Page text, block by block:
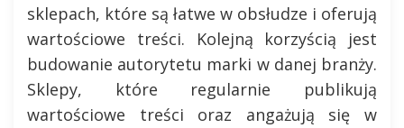
sklepach, które są łatwe w obsłudze i oferują
wartościowe treści. Kolejną korzyścią jest
budowanie autorytetu marki w danej branży.
Sklepy, które regularnie publikują
wartościowe treści oraz angażują się w